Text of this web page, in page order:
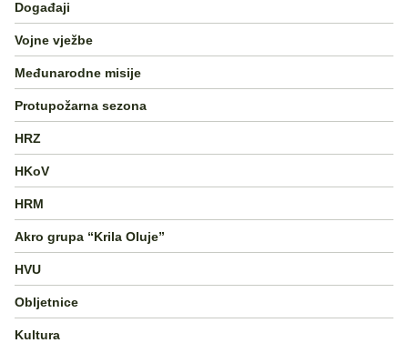
Događaji
Vojne vježbe
Međunarodne misije
Protupožarna sezona
HRZ
HKoV
HRM
Akro grupa “Krila Oluje”
HVU
Obljetnice
Kultura